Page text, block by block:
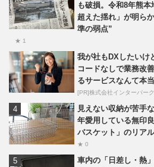
も破損。令和8年熊
超えた揺れ」が明ら
準の弱点”
★ 1
我が社もDXしたいけ
コードなしで業務改
るサービスなんて本
[PR]株式会社インターパーク
見えない収納が苦手
年愛用している無印
バスケット」のリア
★ 0
車内の「日差し・熱